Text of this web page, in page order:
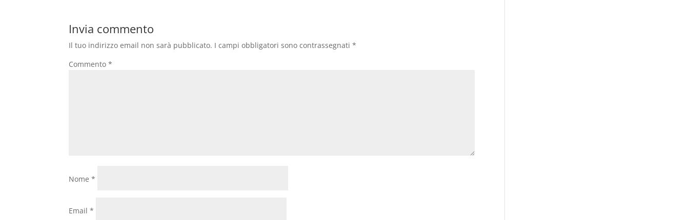
Invia commento
Il tuo indirizzo email non sarà pubblicato. I campi obbligatori sono contrassegnati*
Commento*
Nome*
Email*